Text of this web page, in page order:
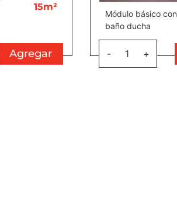
15m²
Agregar
Módulo básico con
baño ducha
- 1 +